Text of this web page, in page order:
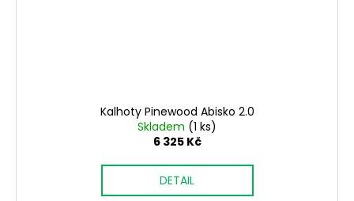
Kalhoty Pinewood Abisko 2.0
Skladem (1 ks)
6 325 Kč
DETAIL